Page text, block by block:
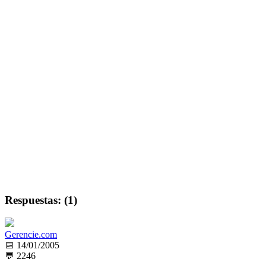
Respuestas: (1)
Gerencie.com
📅 14/01/2005
💬 2246